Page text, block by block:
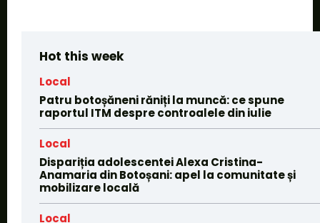
Hot this week
Local
Patru botoșăneni răniți la muncă: ce spune
raportul ITM despre controalele din iulie
Local
Dispariția adolescentei Alexa Cristina-
Anamaria din Botoșani: apel la comunitate și
mobilizare locală
Local